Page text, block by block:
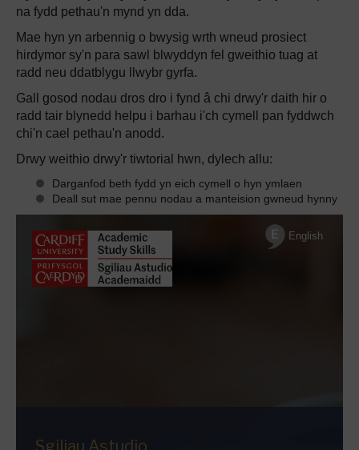
na fydd pethau'n mynd yn dda.
Mae hyn yn arbennig o bwysig wrth wneud prosiect
hirdymor sy'n para sawl blwyddyn fel gweithio tuag at
radd neu ddatblygu llwybr gyrfa.
Gall gosod nodau dros dro i fynd â chi drwy'r daith hir o
radd tair blynedd helpu i barhau i'ch cymell pan fyddwch
chi'n cael pethau'n anodd.
Drwy weithio drwy'r tiwtorial hwn, dylech allu:
Darganfod beth fydd yn eich cymell o hyn ymlaen
Deall sut mae pennu nodau a manteision gwneud hynny